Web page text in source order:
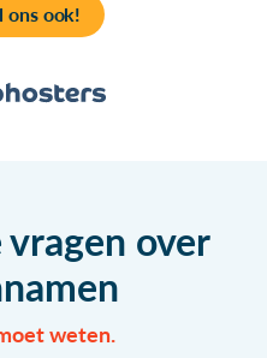
ons ook!
over
weten.